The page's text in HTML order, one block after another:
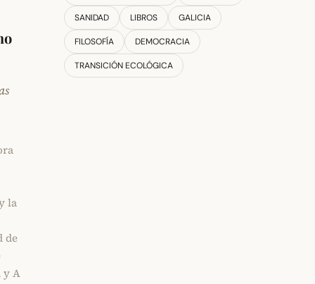
la
de
y A
SANIDAD LIBROS GALICIA
FILOSOFÍA DEMOCRACIA
TRANSICIÓN ECOLÓGICA